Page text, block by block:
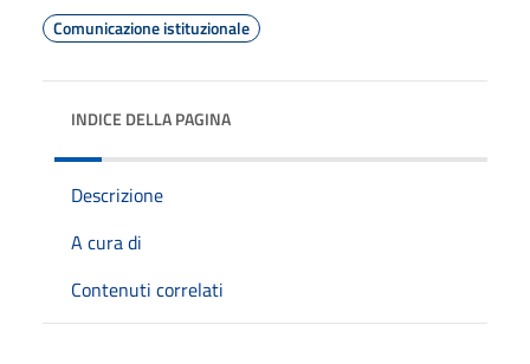
Comunicazione istituzionale
INDICE DELLA PAGINA
Descrizione
A cura di
Contenuti correlati